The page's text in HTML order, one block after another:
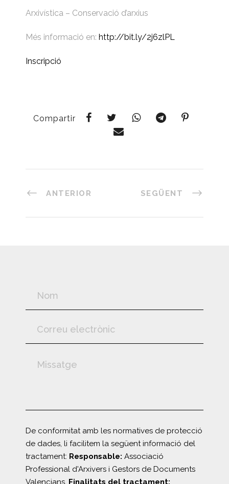
Arxivística – Conservació d’arxius
Més informació en: http://bit.ly/2j6zlPL
Inscripció
Compartir
ANTERIOR SEGÜENT
De conformitat amb les normatives de protecció
de dades, li facilitem la següent informació del
tractament: Responsable: Associació
Professional d'Arxivers i Gestors de Documents
Valencians. Finalitats del tractament: